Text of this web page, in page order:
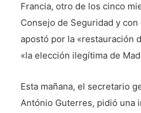
Francia, otro de los cinco
Consejo de Seguridad y
apostó por la «restauración
«la elección ilegítima de
Esta mañana, el secretario
António Guterres, pidió una